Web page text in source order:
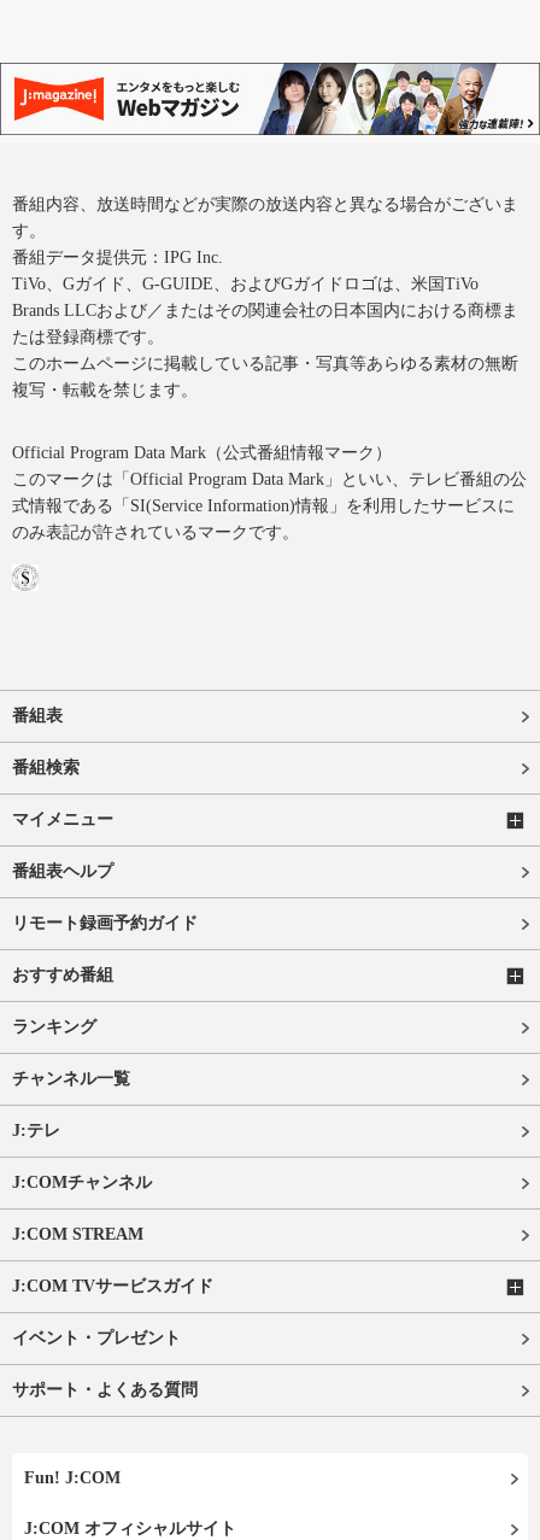
番組内容、放送時間などが実際の放送内容と異なる場合がございま
す。
番組データ提供元：IPG Inc.
TiVo、Gガイド、G-GUIDE、およびGガイドロゴは、米国TiVo
Brands LLCおよび／またはその関連会社の日本国内における商標ま
たは登録商標です。
このホームページに掲載している記事・写真等あらゆる素材の無断
複写・転載を禁じます。
Official Program Data Mark（公式番組情報マーク）
このマークは「Official Program Data Mark」といい、テレビ番組の公
式情報である「SI(Service Information)情報」を利用したサービスに
のみ表記が許されているマークです。
番組表
番組検索
マイメニュー
番組表ヘルプ
リモート録画予約ガイド
おすすめ番組
ランキング
チャンネル一覧
J:テレ
J:COMチャンネル
J:COM STREAM
J:COM TVサービスガイド
イベント・プレゼント
サポート・よくある質問
Fun! J:COM
J:COM オフィシャルサイト